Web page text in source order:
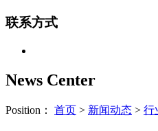
联系方式
News Center
Position： 首页 > 新闻动态 > 行